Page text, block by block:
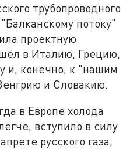
трубопроводного
потоку"
проектную
в Италию, Грецию,
и, конечно, к "нашим
и Словакию.
в Европе холода
вступило в силу
русского газа,